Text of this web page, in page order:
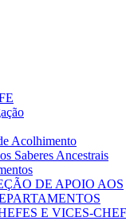
Acolhimento
Saberes Ancestrais
DE APOIO AOS
E VICES-